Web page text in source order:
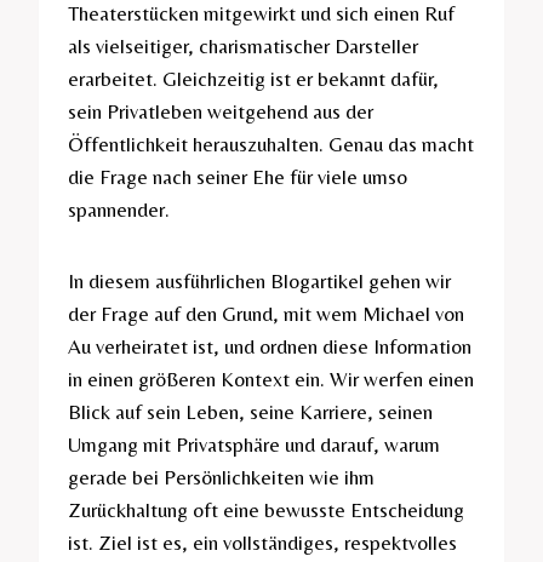
Theaterstücken mitgewirkt und sich einen Ruf
als vielseitiger, charismatischer Darsteller
erarbeitet. Gleichzeitig ist er bekannt dafür,
sein Privatleben weitgehend aus der
Öffentlichkeit herauszuhalten. Genau das macht
die Frage nach seiner Ehe für viele umso
spannender.
In diesem ausführlichen Blogartikel gehen wir
der Frage auf den Grund, mit wem Michael von
Au verheiratet ist, und ordnen diese Information
in einen größeren Kontext ein. Wir werfen einen
Blick auf sein Leben, seine Karriere, seinen
Umgang mit Privatsphäre und darauf, warum
gerade bei Persönlichkeiten wie ihm
Zurückhaltung oft eine bewusste Entscheidung
ist. Ziel ist es, ein vollständiges, respektvolles